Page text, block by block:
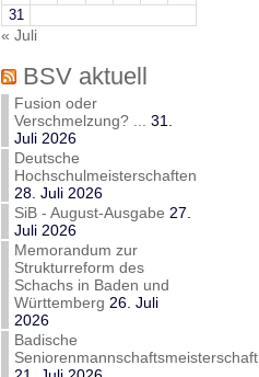
31
« Juli
BSV aktuell
Fusion oder
Verschmelzung? ...
31.
Juli 2026
Deutsche
Hochschulmeisterschaften
28. Juli 2026
SiB - August-Ausgabe 27.
Juli 2026
Memorandum zur
Strukturreform des
Schachs in Baden und
Württemberg 26. Juli
2026
Badische
Seniorenmannschaftsmeisterschaft